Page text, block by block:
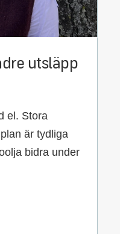
utsläpp
el. Stora
är tydliga
bidra under